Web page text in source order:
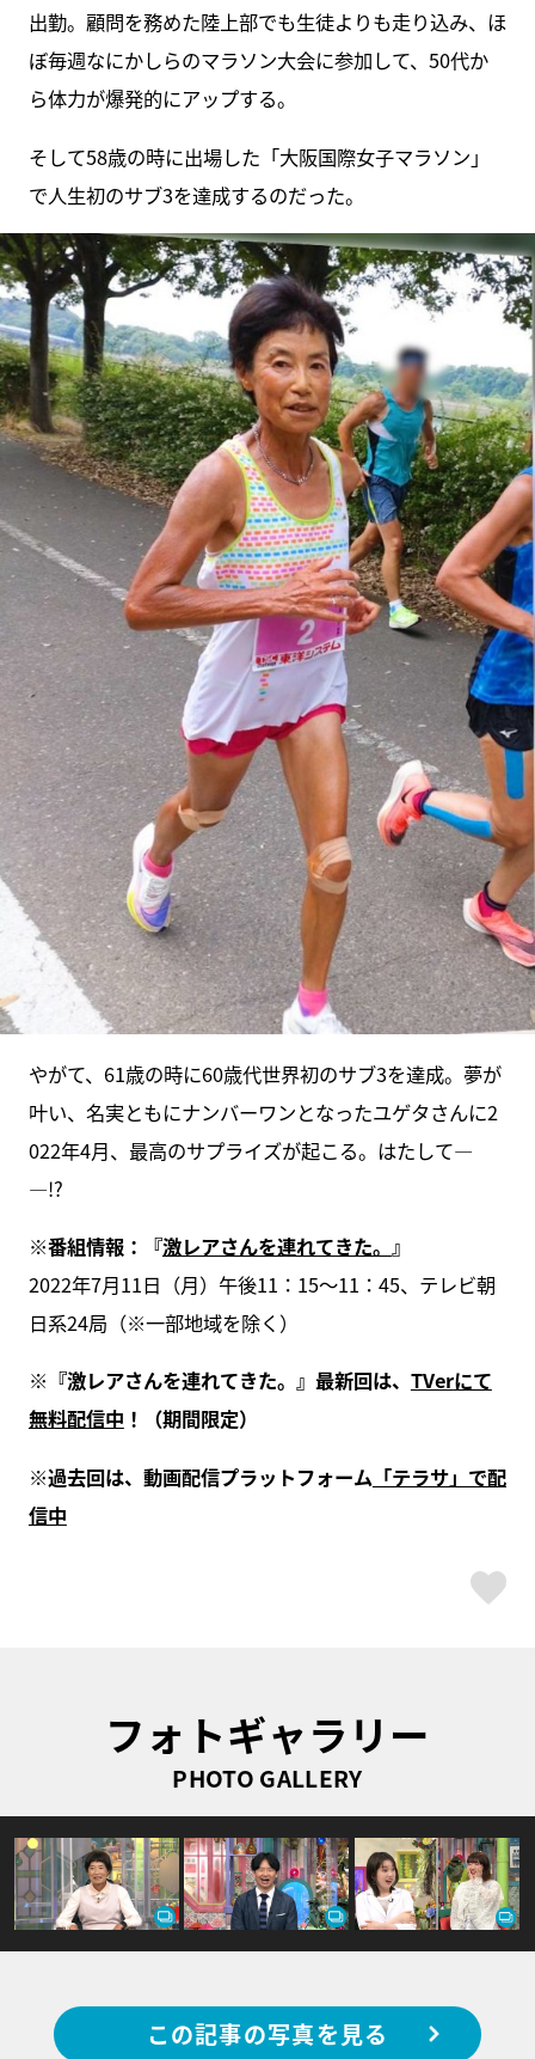
出勤。顧問を務めた陸上部でも生徒よりも走り込み、ほ
ぼ毎週なにかしらのマラソン大会に参加して、50代か
ら体力が爆発的にアップする。
そして58歳の時に出場した「大阪国際女子マラソン」
で人生初のサブ3を達成するのだった。
やがて、61歳の時に60歳代世界初のサブ3を達成。夢が
叶い、名実ともにナンバーワンとなったユゲタさんに2
022年4月、最高のサプライズが起こる。はたして―
―!?
※番組情報：『激レアさんを連れてきた。 』
2022年7月11日（月）午後11：15～11：45、テレビ朝
日系24局（※⼀部地域を除く）
※ 『激レアさんを連れてきた。』最新回は、 TVerにて
無料配信中 ！（期間限定）
※過去回は、動画配信プラットフォーム 「テラサ」で配
信中
フォトギャラリー
PHOTO GALLERY
この記事の写真を見る